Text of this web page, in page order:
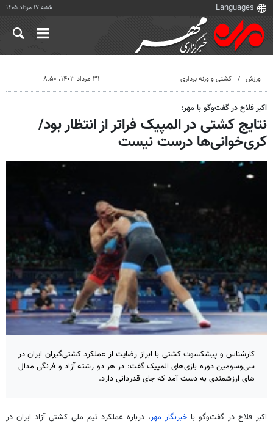
شنبه ۱۷ مرداد ۱۴۰۵
ورزش کشتی و وزنه برداری ۳۱ مرداد ۱۴۰۳، ۸:۵۰
اکبر فلاح در گفت‌وگو با مهر:
نتایج کشتی در المپیک فراتر از انتظار بود/
کری‌خوانی‌ها درست نیست
کارشناس و پیشکسوت کشتی با ابراز رضایت از عملکرد کشتی‌گیران ایران در
سی‌وسومین دوره بازی‌های المپیک گفت: در هر دو رشته آزاد و فرنگی مدال
های ارزشمندی به دست آمد که جای قدردانی دارد.
اکبر فلاح در گفت‌وگو با خبرنگار مهر، درباره عملکرد تیم ملی کشتی آزاد ایران در